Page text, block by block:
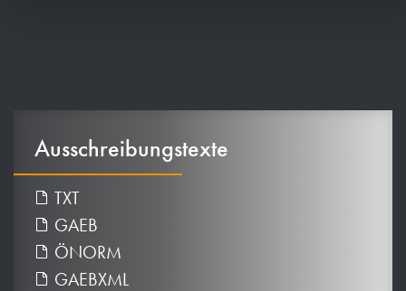
Ausschreibungstexte
TXT
GAEB
ÖNORM
GAEBXML